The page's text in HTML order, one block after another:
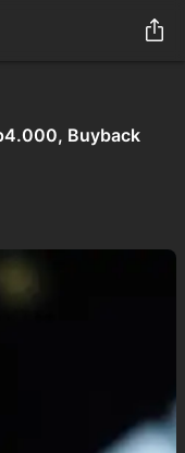
Buyback